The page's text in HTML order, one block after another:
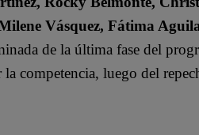
Vásquez, Fátima
de la última fase del
competencia, luego del